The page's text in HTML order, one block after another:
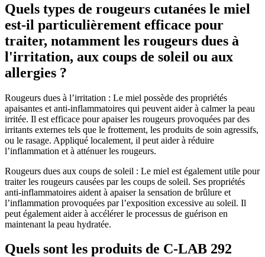
Quels types de rougeurs cutanées le miel
est-il particulièrement efficace pour
traiter, notamment les rougeurs dues à
l'irritation, aux coups de soleil ou aux
allergies ?
Rougeurs dues à l’irritation : Le miel possède des propriétés
apaisantes et anti-inflammatoires qui peuvent aider à calmer la peau
irritée. Il est efficace pour apaiser les rougeurs provoquées par des
irritants externes tels que le frottement, les produits de soin agressifs,
ou le rasage. Appliqué localement, il peut aider à réduire
l’inflammation et à atténuer les rougeurs.
Rougeurs dues aux coups de soleil : Le miel est également utile pour
traiter les rougeurs causées par les coups de soleil. Ses propriétés
anti-inflammatoires aident à apaiser la sensation de brûlure et
l’inflammation provoquées par l’exposition excessive au soleil. Il
peut également aider à accélérer le processus de guérison en
maintenant la peau hydratée.
Quels sont les produits de C-LAB 292